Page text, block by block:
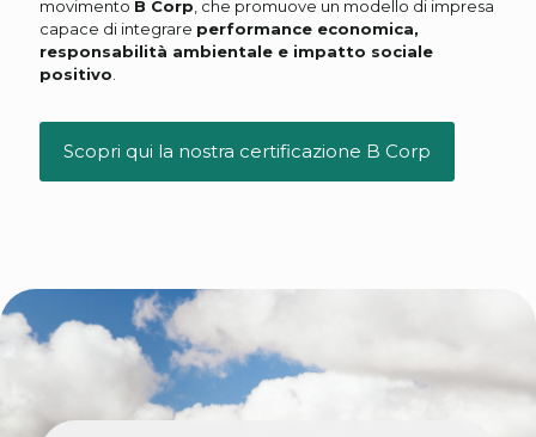
movimento B Corp, che promuove un modello di impresa
capace di integrare performance economica,
responsabilità ambientale e impatto sociale
positivo.
Scopri qui la nostra certificazione B Corp